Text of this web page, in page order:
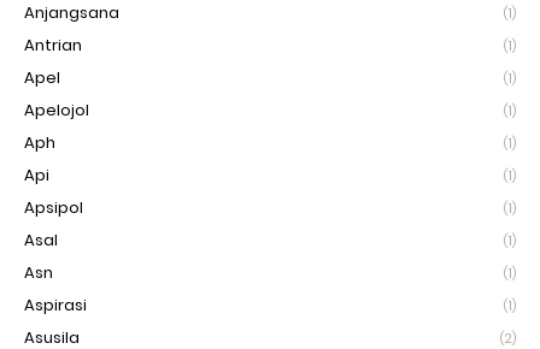
Anjangsana (1)
Antrian (1)
Apel (1)
Apelojol (1)
Aph (1)
Api (1)
Apsipol (1)
Asal (1)
Asn (1)
Aspirasi (1)
Asusila (2)